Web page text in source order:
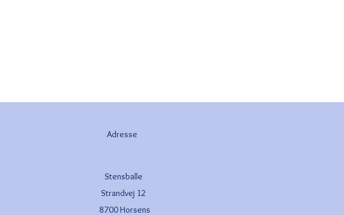
Adresse
Stensballe
Strandvej 12
8700 Horsens